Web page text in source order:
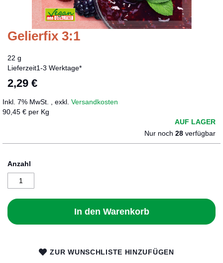
Gelierfix 3:1
22 g
Lieferzeit1-3 Werktage*
2,29 €
Inkl. 7% MwSt. exkl. Versandkosten
90,45 € per Kg
AUF LAGER
Nur noch 28 verfügbar
Anzahl
In den Warenkorb
ZUR WUNSCHLISTE HINZUFÜGEN
Zum
Bildergalerie